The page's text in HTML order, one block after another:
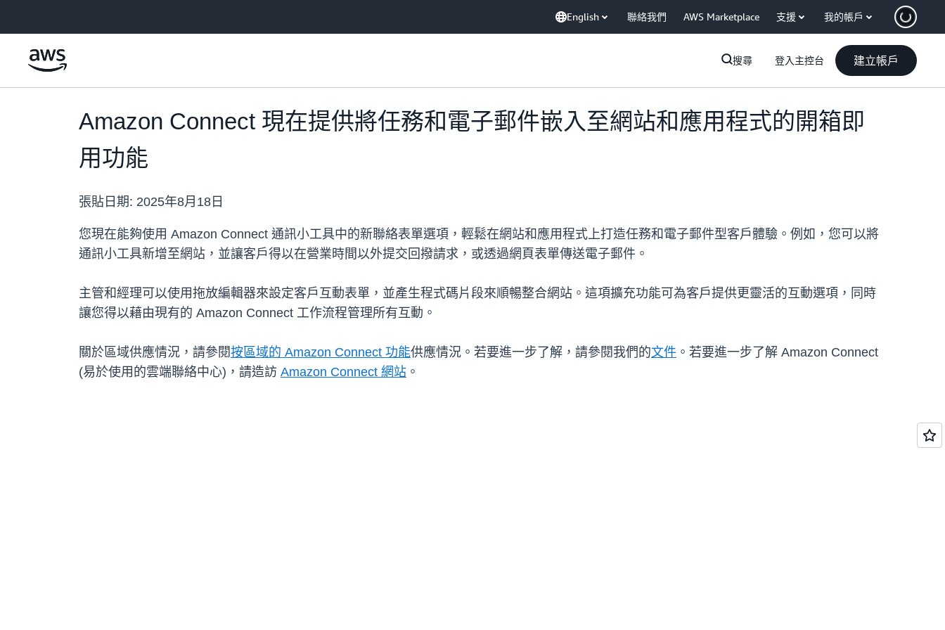
English 聯絡我們 AWS Marketplace 支援 我的帳戶
搜尋 登入主控台 建立帳戶
Amazon Connect 現在提供將任務和電子郵件嵌入至網站和應用程式的開箱即
用功能
張貼日期: 2025年8月18日
您現在能夠使用 Amazon Connect 通訊小工具中的新聯絡表單選項，輕鬆在網站和應用程式上打造任務和電子郵件型客戶體驗。例如，您可以將
通訊小工具新增至網站，並讓客戶得以在營業時間以外提交回撥請求，或透過網頁表單傳送電子郵件。
主管和經理可以使用拖放編輯器來設定客戶互動表單，並產生程式碼片段來順暢整合網站。這項擴充功能可為客戶提供更靈活的互動選項，同時
讓您得以藉由現有的 Amazon Connect 工作流程管理所有互動。
關於區域供應情況，請參閱按區域的 Amazon Connect 功能供應情況。若要進一步了解，請參閱我們的文件 。若要進一步了解 Amazon Connect
(易於使用的雲端聯絡中心)，請造訪 Amazon Connect 網站 。